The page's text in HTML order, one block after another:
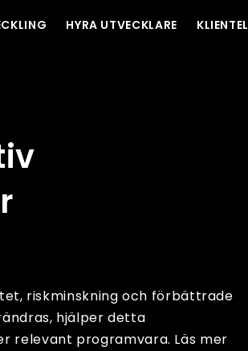
HYRA UTVECKLARE KLIENTEL
riskminskning och förbättrade
hjälper detta
relevant programvara. Läs mer